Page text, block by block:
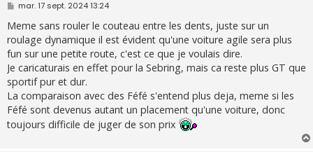
M
s
s
a
g
e
mar. 17 sept. 2024 13:24
Meme sans rouler le couteau entre les dents, juste sur un
roulage dynamique il est évident qu'une voiture agile sera plus
fun sur une petite route, c'est ce que je voulais dire.
Je caricaturais en effet pour la Sebring, mais ca reste plus GT que
sportif pur et dur.
La comparaison avec des Féfé s'entend plus deja, meme si les
Féfé sont devenus autant un placement qu'une voiture, donc
toujours difficile de juger de son prix